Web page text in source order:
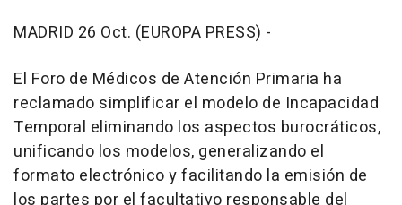
MADRID 26 Oct. (EUROPA PRESS) -
El Foro de Médicos de Atención Primaria ha
reclamado simplificar el modelo de Incapacidad
Temporal eliminando los aspectos burocráticos,
unificando los modelos, generalizando el
formato electrónico y facilitando la emisión de